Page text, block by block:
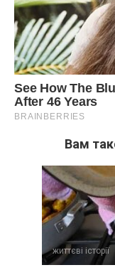
Вам
життєві історії